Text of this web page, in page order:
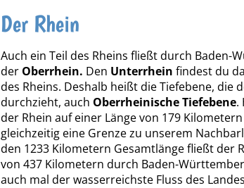
Der Rhein
Auch ein Teil des Rheins fließt durch Baden-
der Oberrhein. Den Unterrhein findest du
des Rheins. Deshalb heißt die Tiefebene, die
durchzieht, auch Oberrheinische Tiefebene.
der Rhein auf einer Länge von 179
gleichzeitig eine Grenze zu unserem
den 1233 Kilometern Gesamtlänge fließt der
von 437 Kilometern durch Baden-
auch mal der wasserreichste Fluss des